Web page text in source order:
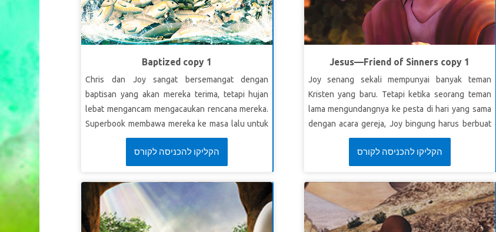
Jesus—Friend of Sinners copy 1
Joy senang sekali mempunyai banyak teman
Kristen yang baru. Tetapi ketika seorang teman
lama mengundangnya ke pesta di hari yang sama
dengan acara gereja, Joy bingung harus berbuat
apa. Apakah boleh bergaul dengan teman-teman
yang belum diselamatkan? Superbook membawa
Joy, Chris, dan Gizmo untuk menyaksikan tiga
kisah Alkitab: perumpamaan tentang perjamuan
(pesta besar), Matius pemungut cukai yang
mengikut Yesus, dan perempuan berdosa. Joy
takjub melihat Yesus menyediakan waktu bersama
הקליקו להכניסה לקורס
Baptized copy 1
Chris dan Joy sangat bersemangat dengan
baptisan yang akan mereka terima, tetapi hujan
lebat mengancam mengacaukan rencana mereka.
Superbook membawa mereka ke masa lalu untuk
belajar tentang arti menjadi penjala manusia.
Superbook juga mengajak Ellie dan membawanya
dalam perjalanan bersama dengan mereka. Chris
dan Joy menyaksikan bagaimana Ellie bertemu
Yesus untuk pertama kalinya dan menuntun dia
untuk menerima Yesus sebagai Juru Selamatnya.
Saat kembali ke masa kini, cuaca cerah, dan acara
הקליקו להכניסה לקורס